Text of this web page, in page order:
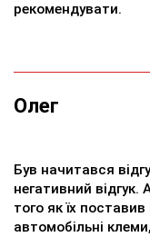
рекомендувати.
Олег
Був начитався
негативний відгук.
того як їх
автомобільні